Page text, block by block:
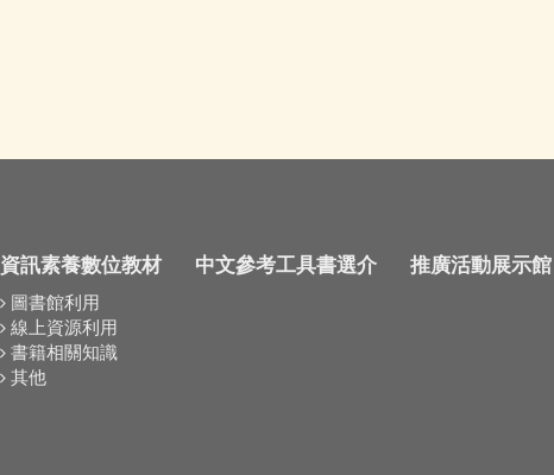
資訊素養數位教材
圖書館利用
線上資源利用
書籍相關知識
其他
中文參考工具書選介 推廣活動展示館